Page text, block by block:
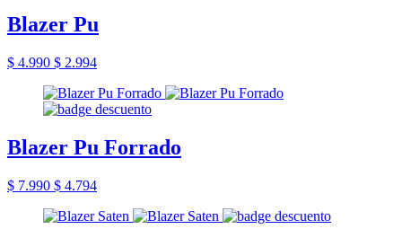
Blazer Pu
$ 4.990 $ 2.994
Blazer Pu Forrado
$ 7.990 $ 4.794